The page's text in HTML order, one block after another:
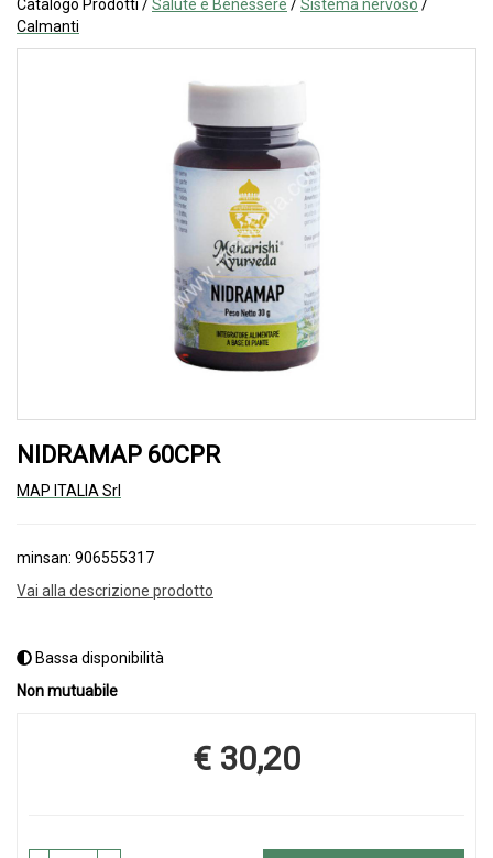
Catalogo Prodotti /Salute e Benessere /Sistema nervoso /
Calmanti
NIDRAMAP 60CPR
MAP ITALIA Srl
minsan: 906555317
Vai alla descrizione prodotto
Bassa disponibilità
Non mutuabile
Prezzo
€ 30,20